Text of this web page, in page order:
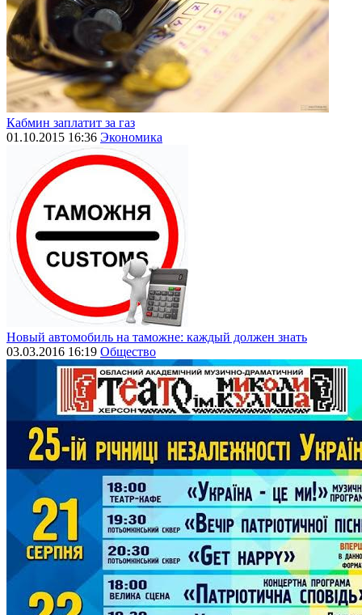
Кабмин заплатит за газ
01.10.2015 16:36 Экономика
Новый автомобиль на таможне: каждый должен знать
03.03.2016 16:19 Общество